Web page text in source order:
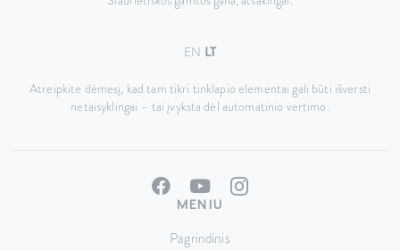
EN LT
Atreipkite dėmesį, kad tam tikri tinklapio elementai gali būti išversti
netaisyklingai – tai įvyksta dėl automatinio vertimo.
MENIU
Pagrindinis